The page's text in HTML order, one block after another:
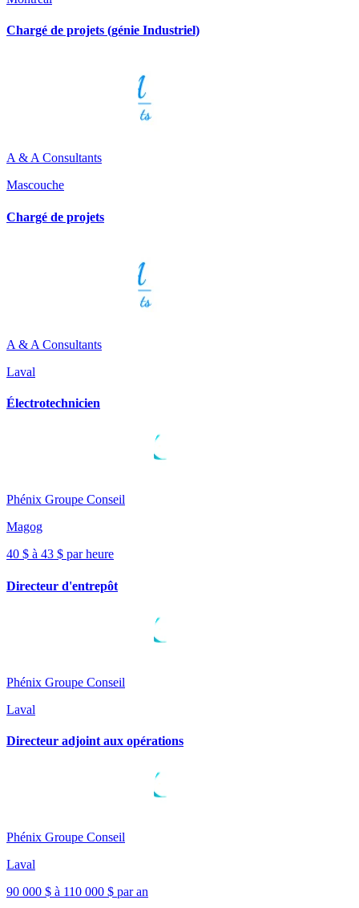
Chargé de projets (génie Industriel)
A & A Consultants
Mascouche
Chargé de projets
A & A Consultants
Laval
Électrotechnicien
Phénix Groupe Conseil
Magog
40 $ à 43 $ par heure
Directeur d'entrepôt
Phénix Groupe Conseil
Laval
Directeur adjoint aux opérations
Phénix Groupe Conseil
Laval
90 000 $ à 110 000 $ par an